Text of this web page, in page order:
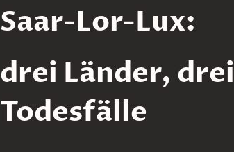
Saar-Lor-Lux:
drei Länder, drei
Todesfälle